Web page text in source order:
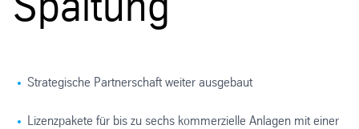
Strategische Partnerschaft weiter ausgebaut
Lizenzpakete für bis zu sechs kommerzielle Anlagen mit einer